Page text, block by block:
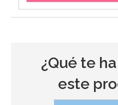
¿Qué te
este